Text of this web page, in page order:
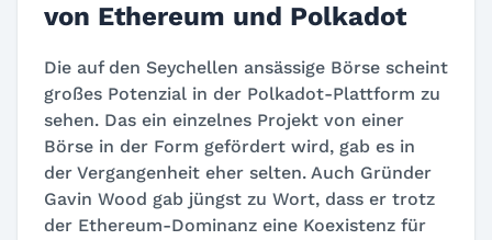
von Ethereum und Polkadot
Die auf den Seychellen ansässige Börse scheint
großes Potenzial in der Polkadot-Plattform zu
sehen. Das ein einzelnes Projekt von einer
Börse in der Form gefördert wird, gab es in
der Vergangenheit eher selten. Auch Gründer
Gavin Wood gab jüngst zu Wort, dass er trotz
der Ethereum-Dominanz eine Koexistenz für